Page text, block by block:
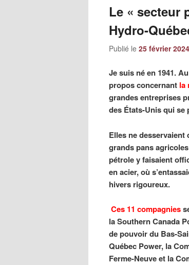
Le « secteur
Hydro-
Publié le 25 février 2024
Je suis né en 1941.
propos concernant la
grandes entreprises
des États-Unis qui se
Elles ne
grands pans
pétrole y faisaient
en acier, où
hivers rigoureux.
Ces 11 compagnies
la Southern Canada
de pouvoir du Bas-
Québec Power, la
Ferme-Neuve et la